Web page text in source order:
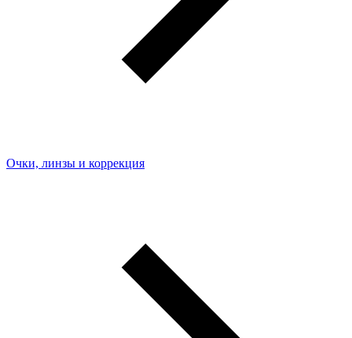
Очки, линзы и коррекция